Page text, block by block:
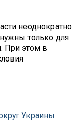
неоднократно
только для
При этом в
Украины